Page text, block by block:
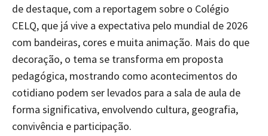
de destaque, com a reportagem sobre o Colégio
CELQ, que já vive a expectativa pelo mundial de 2026
com bandeiras, cores e muita animação. Mais do que
decoração, o tema se transforma em proposta
pedagógica, mostrando como acontecimentos do
cotidiano podem ser levados para a sala de aula de
forma significativa, envolvendo cultura, geografia,
convivência e participação.